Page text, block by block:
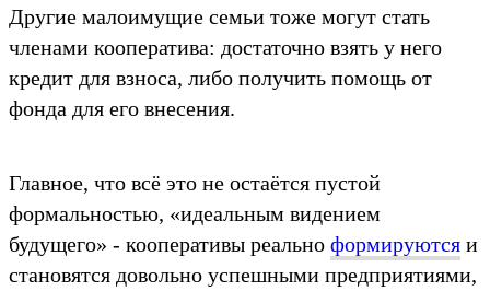
Другие малоимущие семьи тоже могут стать
членами кооператива: достаточно взять у него
кредит для взноса, либо получить помощь от
фонда для его внесения.
Главное, что всё это не остаётся пустой
формальностью, «идеальным видением
будущего» - кооперативы реально формируются и
становятся довольно успешными предприятиями,